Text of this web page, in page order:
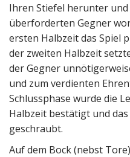
Ihren Stiefel herunter
überforderten Gegner
ersten Halbzeit das Spiel
der zweiten Halbzeit
der Gegner
und zum verdienten
Schlussphase wurde die
Halbzeit bestätigt und
geschraubt.
Auf dem Bock (nebst